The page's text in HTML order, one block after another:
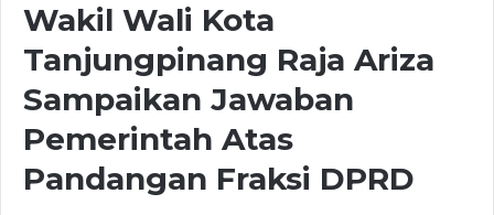
Wakil Wali Kota
Tanjungpinang Raja Ariza
Sampaikan Jawaban
Pemerintah Atas
Pandangan Fraksi DPRD